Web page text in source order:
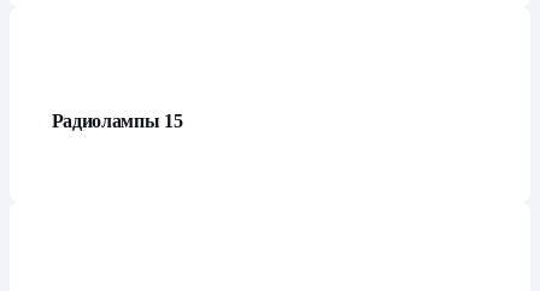
Радиолампы 15